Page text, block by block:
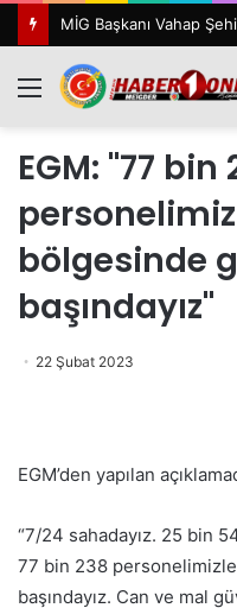
Menü
EGM: "77 bin
bölgesinde
başındayız"
22 Şubat 2023
EGM’den yapılan
“7/24 sahadayız. 25 bin
77 bin 238
başındayız. Can ve mal